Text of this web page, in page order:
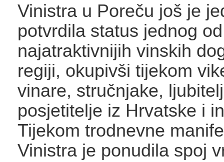
Vinistra u Poreču još je
potvrdila status jednog
najatraktivnijih vinskih
regiji, okupivši tijekom
vinare, stručnjake,
posjetitelje iz Hrvatske i
Tijekom trodnevne
Vinistra je ponudila spoj